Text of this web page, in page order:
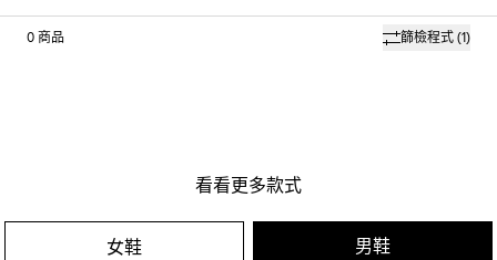
篩檢程式(1)
0商品
看看更多款式
女鞋 男鞋